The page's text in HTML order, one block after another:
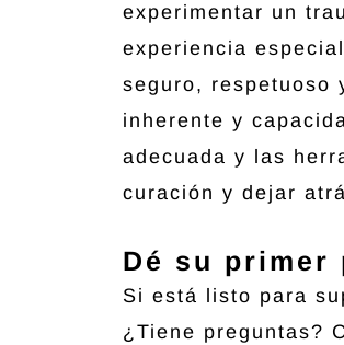
experimentar un
experiencia
seguro, respetuoso
inherente y
adecuada y las
curación y dejar
Dé su primer
Si está listo para
¿Tiene preguntas?